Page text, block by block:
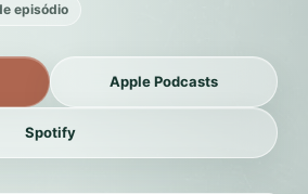
episódio
Apple Podcasts
Spotify